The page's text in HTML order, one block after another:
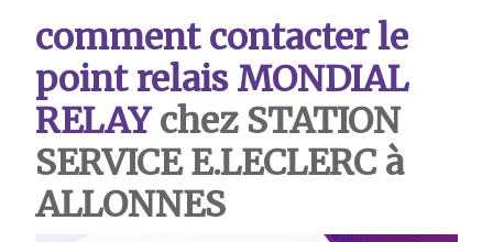
comment contacter le
point relais MONDIAL
RELAYchez STATION
SERVICE E.LECLERC à
ALLONNES